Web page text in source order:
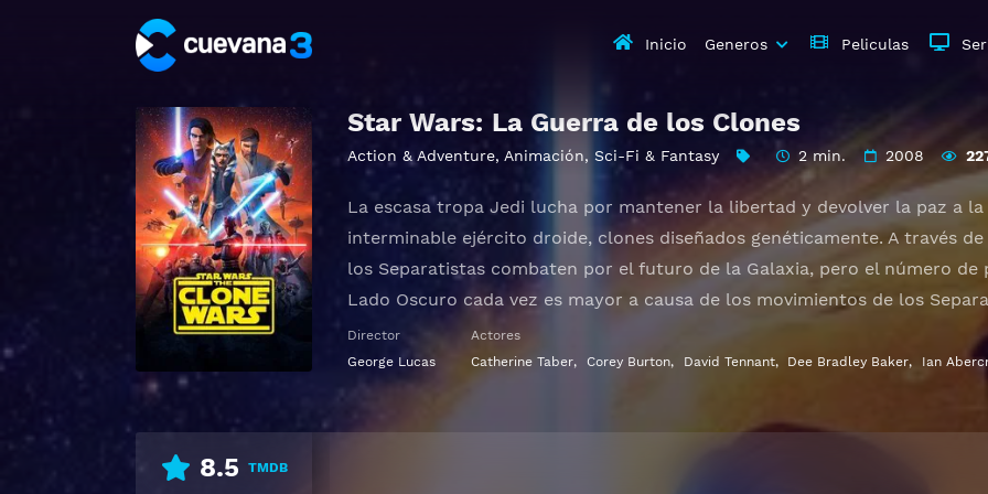
Inicio Generos Peliculas
Star Wars: La Guerra de los Clones
Action & Adventure, Animación, Sci-Fi & Fantasy 2 min. 2008
La escasa tropa Jedi lucha por mantener la libertad y devolver la paz a
interminable ejército droide, clones diseñados genéticamente. A través
los Separatistas combaten por el futuro de la Galaxia, pero el número de
Lado Oscuro cada vez es mayor a causa de los movimientos de los
porque nuestros héroes se ven absorbidos por la confusión de guerra,
Ventress, su maestro Darth Sidious, el General Grievous y una amplia
Director
George Lucas
Actores
Catherine Taber, Corey Burton, David Tennant, Dee Bradley Baker, Ian
8.5 TMDB